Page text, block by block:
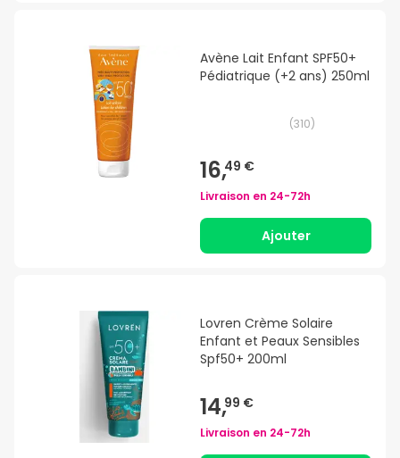
Avène Lait Enfant SPF50+
Pédiatrique (+2 ans) 250ml
(310)
16,49 €
Livraison en 24-72h
Ajouter
Lovren Crème Solaire
Enfant et Peaux Sensibles
Spf50+ 200ml
14,99 €
Livraison en 24-72h